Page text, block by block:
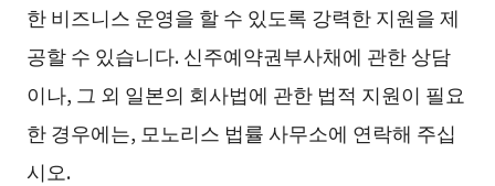
한 비즈니스 운영을 할 수 있도록 강력한 지원을 제
공할 수 있습니다. 신주예약권부사채에 관한 상담
이나, 그 외 일본의 회사법에 관한 법적 지원이 필요
한 경우에는, 모노리스 법률 사무소에 연락해 주십
시오.